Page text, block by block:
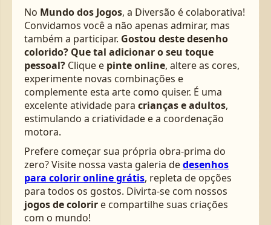
No Mundo dos Jogos, a Diversão é colaborativa!
Convidamos você a não apenas admirar, mas
também a participar. Gostou deste desenho
colorido? Que tal adicionar o seu toque
pessoal? Clique e pinte online, altere as cores,
experimente novas combinações e
complemente esta arte como quiser. É uma
excelente atividade para crianças e adultos,
estimulando a criatividade e a coordenação
motora.
Prefere começar sua própria obra-prima do
zero? Visite nossa vasta galeria dedesenhos
para colorir online grátis, repleta de opções
para todos os gostos. Divirta-se com nossos
jogos de colorir e compartilhe suas criações
com o mundo!